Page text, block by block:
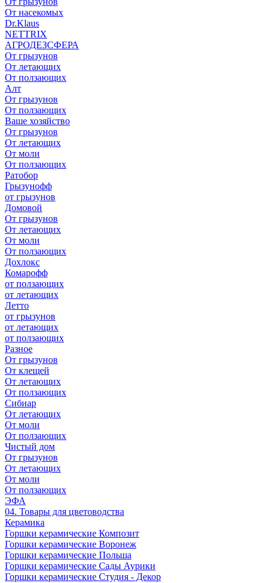
От насекомых
Dr.Klaus
NETTRIX
АГРОДЕЗСФЕРА
От грызунов
От летающих
От ползающих
Алт
От грызунов
От ползающих
Ваше хозяйство
От грызунов
От летающих
От моли
От ползающих
Ратобор
Грызунофф
от грызунов
Домовой
От грызунов
От летающих
От моли
От ползающих
Дохлокс
Комарофф
от ползающих
от летающих
Летто
от грызунов
от летающих
от ползающих
Разное
От грызунов
От клещей
От летающих
От ползающих
Сибиар
От летающих
От моли
От ползающих
Чистый дом
От грызунов
От летающих
От моли
От ползающих
ЭФА
04. Товары для цветоводства
Керамика
Горшки керамические Композит
Горшки керамические Воронеж
Горшки керамические Польша
Горшки керамические Сады Аурики
Горшки керамические Студия - Декор